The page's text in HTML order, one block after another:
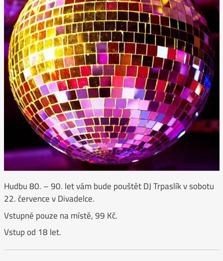
Hudbu 80. – 90. let vám bude pouštět DJ Trpaslík v sobotu
22. července v Divadelce.
Vstupné pouze na místě, 99 Kč.
Vstup od 18 let.